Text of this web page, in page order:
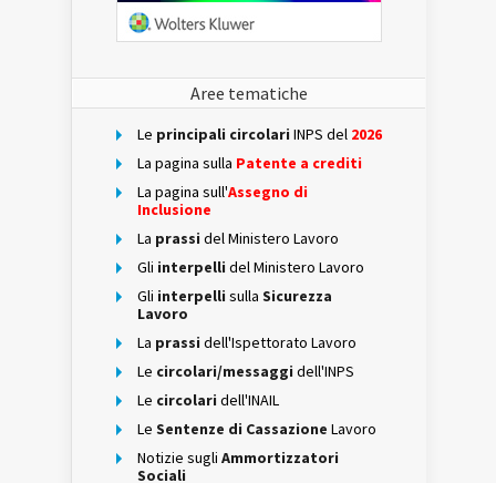
Aree tematiche
Le principali circolari INPS del 2026
La pagina sulla Patente a crediti
La pagina sull'Assegno di
Inclusione
La prassi del Ministero Lavoro
Gli interpelli del Ministero Lavoro
Gli interpelli sulla Sicurezza
Lavoro
La prassi dell'Ispettorato Lavoro
Le circolari/messaggi dell'INPS
Le circolari dell'INAIL
Le Sentenze di Cassazione Lavoro
Notizie sugli Ammortizzatori
Sociali